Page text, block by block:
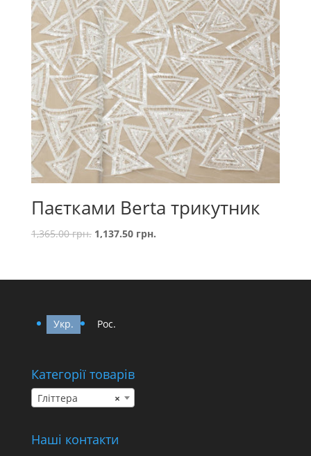
Паєтками Berta трикутник
1,365.00грн. 1,137.50 грн.
Укр. Рос.
Категорії товарів
×
Гліттера
Наші контакти